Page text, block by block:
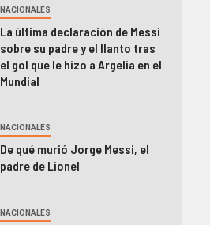
NACIONALES
La última declaración de Messi
sobre su padre y el llanto tras
el gol que le hizo a Argelia en el
Mundial
NACIONALES
De qué murió Jorge Messi, el
padre de Lionel
NACIONALES